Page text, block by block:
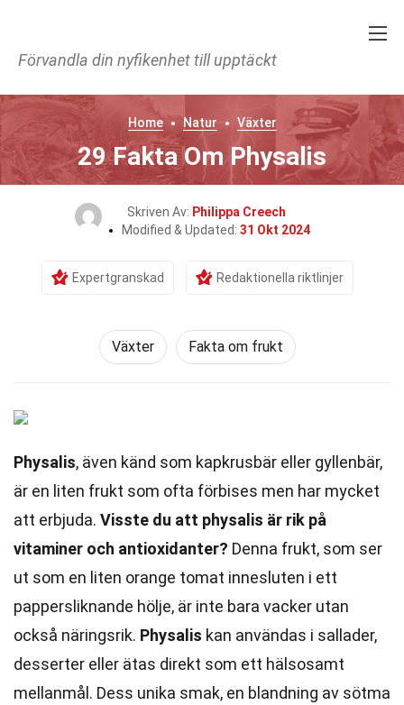
Förvandla din nyfikenhet till upptäckt
Home Natur Växter
29 Fakta Om Physalis
Skriven Av: Philippa Creech
Modified & Updated: 31 Okt 2024
Expertgranskad Redaktionella riktlinjer
Växter Fakta om frukt
Physalis, även känd som kapkrusbär eller gyllenbär,
är en liten frukt som ofta förbises men har mycket
att erbjuda. Visste du att physalis är rik på
vitaminer och antioxidanter? Denna frukt, som ser
ut som en liten orange tomat innesluten i ett
pappersliknande hölje, är inte bara vacker utan
också näringsrik. Physalis kan användas i sallader,
desserter eller ätas direkt som ett hälsosamt
mellanmål. Dess unika smak, en blandning av sötma